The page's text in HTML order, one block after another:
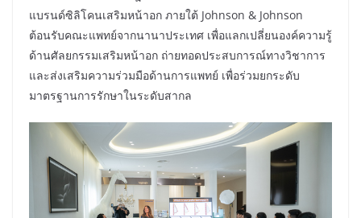
แบรนด์ซิลิโคนเสริมหน้าอก ภายใต้ Johnson & Johnson
ต้อนรับคณะแพทย์จากนานาประเทศ เพื่อแลกเปลี่ยนองค์ความรู้
ด้านศัลยกรรมเสริมหน้าอก ถ่ายทอดประสบการณ์ทางวิชาการ
และส่งเสริมความร่วมมือด้านการแพทย์ เพื่อร่วมยกระดับ
มาตรฐานการรักษาในระดับสากล